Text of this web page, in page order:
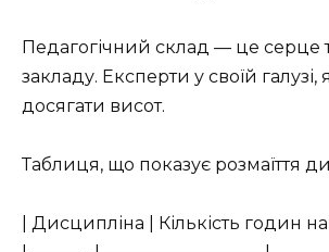
Педагогічний склад — це серце
закладу. Експерти у своїй галузі,
досягати висот.
Таблиця, що показує розмаїття
| Дисципліна | Кількість годин